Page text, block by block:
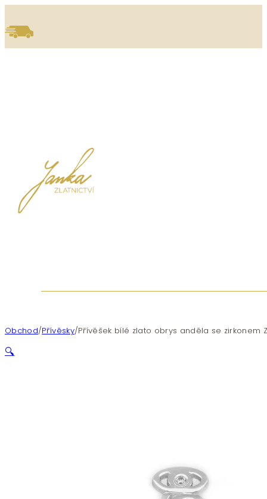
Obchod/Přívěsky/Přívěšek bílé zlato obrys anděla se zirkonem
🔍